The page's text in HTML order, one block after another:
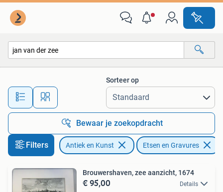
Alle afstanden…
Sorteer op
Bewaar je zoekopdracht
Filters Antiek en Kunst Etsen en Gravures
Brouwershaven, zee aanzicht, 1674
€ 95,00 Details